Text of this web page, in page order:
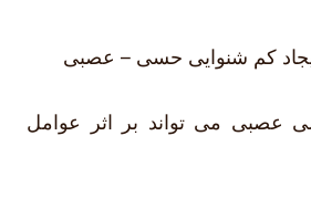
کم شنوایی حسی – عصبی
عصبی می تواند بر اثر عوامل